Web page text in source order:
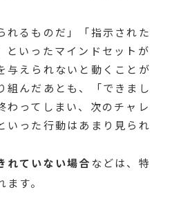
れるものだ」「指示された
といったマインドセットが
与えられないと動くことが
組んだあとも、「できまし
わってしまい、次のチャレ
いった行動はあまり見られ
れていない場合 などは、特
す。